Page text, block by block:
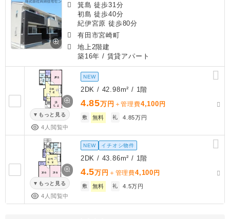
箕島 徒歩31分
初島 徒歩40分
紀伊宮原 徒歩80分
有田市宮崎町
地上2階建
築16年 / 賃貸アパート
もっと見る
4人閲覧中
NEW
2DK / 42.98m² / 1階
4.85万円 ＋管理費4,100 円
敷 無料 礼 4.85万円
もっと見る
4人閲覧中
NEW イチオシ物件
2DK / 43.86m² / 1階
4.5万円 ＋管理費4,100 円
敷 無料 礼 4.5万円